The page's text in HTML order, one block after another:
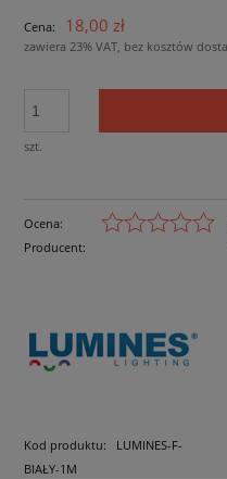
Cena: 18,00 zł
zawiera 23% VAT, bez kosztów
szt.
Ocena:
Producent:
Kod produktu:
LUMINES-F-
BIAŁY-1M